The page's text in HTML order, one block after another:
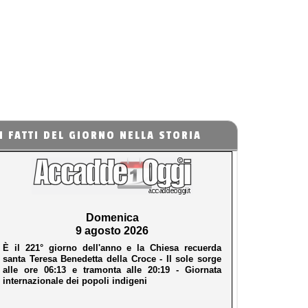
I FATTI DEL GIORNO NELLA STORIA